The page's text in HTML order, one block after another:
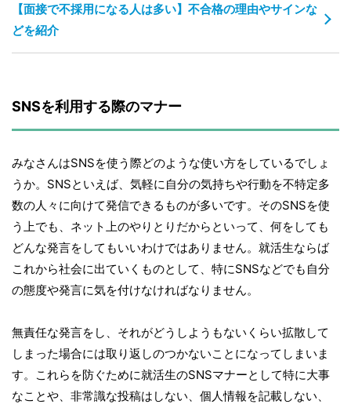
【面接で不採用になる人は多い】不合格の理由やサインな
どを紹介
SNSを利用する際のマナー
みなさんはSNSを使う際どのような使い方をしているでしょ
うか。SNSといえば、気軽に自分の気持ちや行動を不特定多
数の人々に向けて発信できるものが多いです。そのSNSを使
う上でも、ネット上のやりとりだからといって、何をしても
どんな発言をしてもいいわけではありません。就活生ならば
これから社会に出ていくものとして、特にSNSなどでも自分
の態度や発言に気を付けなければなりません。
無責任な発言をし、それがどうしようもないくらい拡散して
しまった場合には取り返しのつかないことになってしまいま
す。これらを防ぐために就活生のSNSマナーとして特に大事
なことや、非常識な投稿はしない、個人情報を記載しない、